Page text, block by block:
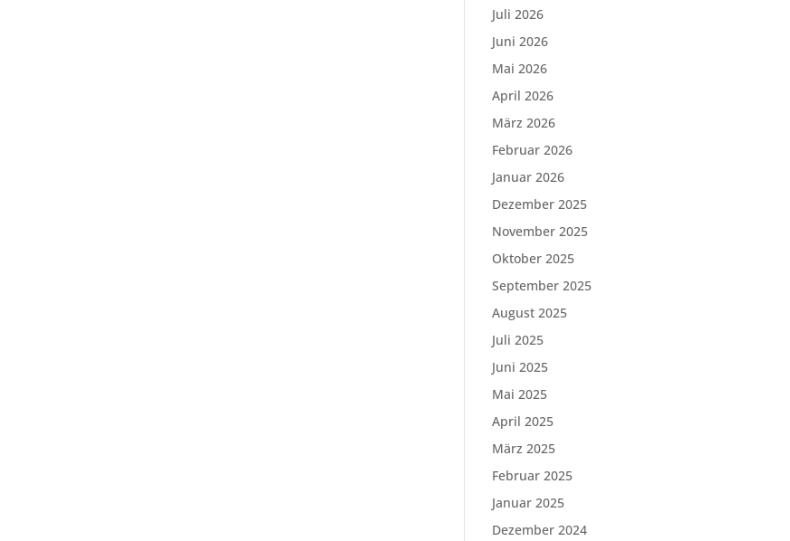
Juli 2026
Juni 2026
Mai 2026
April 2026
März 2026
Februar 2026
Januar 2026
Dezember 2025
November 2025
Oktober 2025
September 2025
August 2025
Juli 2025
Juni 2025
Mai 2025
April 2025
März 2025
Februar 2025
Januar 2025
Dezember 2024